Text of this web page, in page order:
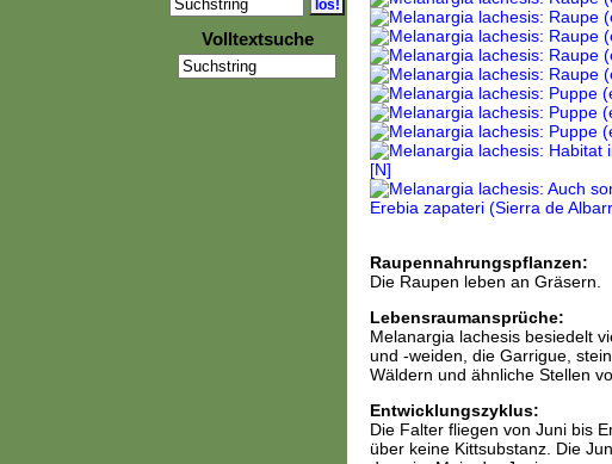
Volltextsuche
Raupennahrungspflanzen:
Die Raupen leben an Gräsern.
Lebensraumansprüche:
Melanargia lachesis besiedelt
und -weiden, die Garrigue,
Wäldern und ähnliche Stellen
Entwicklungszyklus:
Die Falter fliegen von Juni bis
über keine Kittsubstanz. Die